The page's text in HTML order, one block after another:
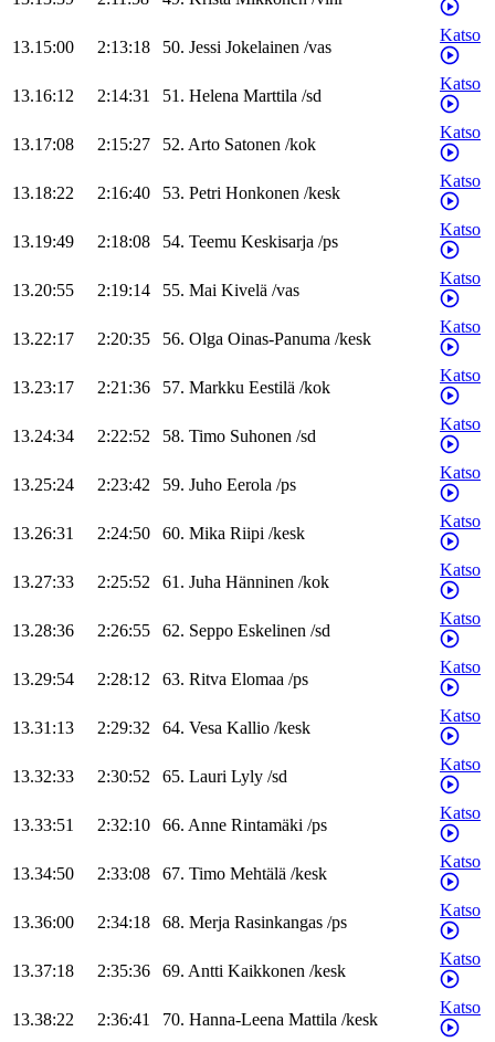
13.15:00 2:13:18 50. Jessi Jokelainen /vas
Katso
13.16:12 2:14:31 51. Helena Marttila /sd
Katso
13.17:08 2:15:27 52. Arto Satonen /kok
Katso
13.18:22 2:16:40 53. Petri Honkonen /kesk
Katso
13.19:49 2:18:08 54. Teemu Keskisarja /ps
Katso
13.20:55 2:19:14 55. Mai Kivelä /vas
Katso
13.22:17 2:20:35 56. Olga Oinas-Panuma /kesk
Katso
13.23:17 2:21:36 57. Markku Eestilä /kok
Katso
13.24:34 2:22:52 58. Timo Suhonen /sd
Katso
13.25:24 2:23:42 59. Juho Eerola /ps
Katso
13.26:31 2:24:50 60. Mika Riipi /kesk
Katso
13.27:33 2:25:52 61. Juha Hänninen /kok
Katso
13.28:36 2:26:55 62. Seppo Eskelinen /sd
Katso
13.29:54 2:28:12 63. Ritva Elomaa /ps
Katso
13.31:13 2:29:32 64. Vesa Kallio /kesk
Katso
13.32:33 2:30:52 65. Lauri Lyly /sd
Katso
13.33:51 2:32:10 66. Anne Rintamäki /ps
Katso
13.34:50 2:33:08 67. Timo Mehtälä /kesk
Katso
13.36:00 2:34:18 68. Merja Rasinkangas /ps
Katso
13.37:18 2:35:36 69. Antti Kaikkonen /kesk
Katso
13.38:22 2:36:41 70. Hanna-Leena Mattila /kesk
Katso